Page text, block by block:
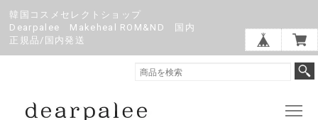
韓国コスメセレクトショップ
Dearpalee Makeheal ROM&ND 国内
正規品/国内発送